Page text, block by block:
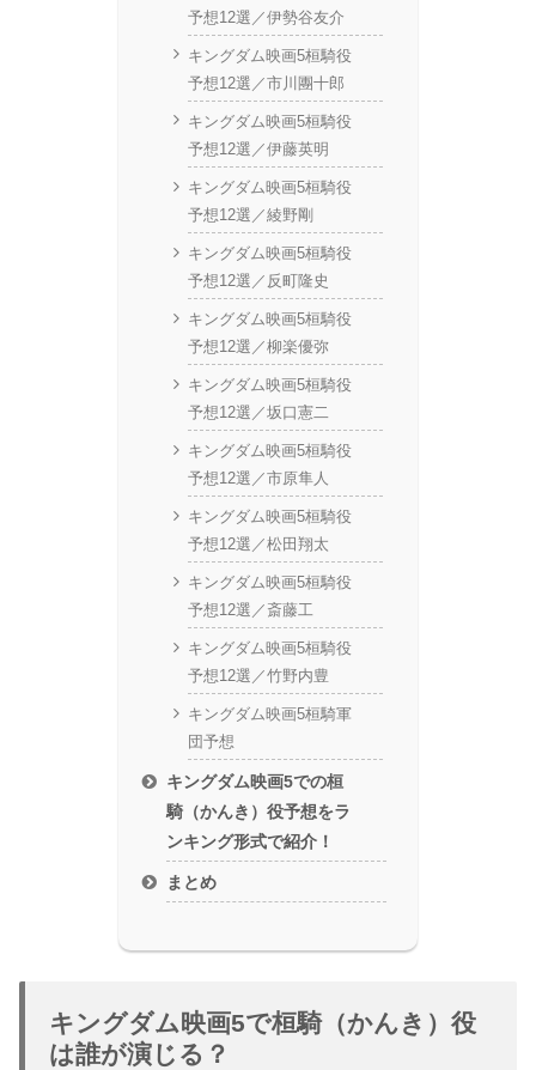
予想12選／伊勢谷友介
キングダム映画5桓騎役
予想12選／市川團十郎
キングダム映画5桓騎役
予想12選／伊藤英明
キングダム映画5桓騎役
予想12選／綾野剛
キングダム映画5桓騎役
予想12選／反町隆史
キングダム映画5桓騎役
予想12選／柳楽優弥
キングダム映画5桓騎役
予想12選／坂口憲二
キングダム映画5桓騎役
予想12選／市原隼人
キングダム映画5桓騎役
予想12選／松田翔太
キングダム映画5桓騎役
予想12選／斎藤工
キングダム映画5桓騎役
予想12選／竹野内豊
キングダム映画5桓騎軍
団予想
キングダム映画5での桓
騎（かんき）役予想をラ
ンキング形式で紹介！
まとめ
キングダム映画5で桓騎（かんき）役
は誰が演じる？